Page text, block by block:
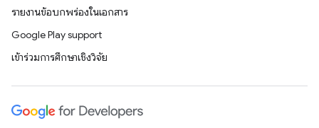
รายงานข้อบกพร่องในเอกสาร
Google Play support
เข้าร่วมการศึกษาเชิงวิจัย